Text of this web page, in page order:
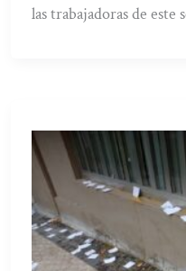
las trabajadoras de este